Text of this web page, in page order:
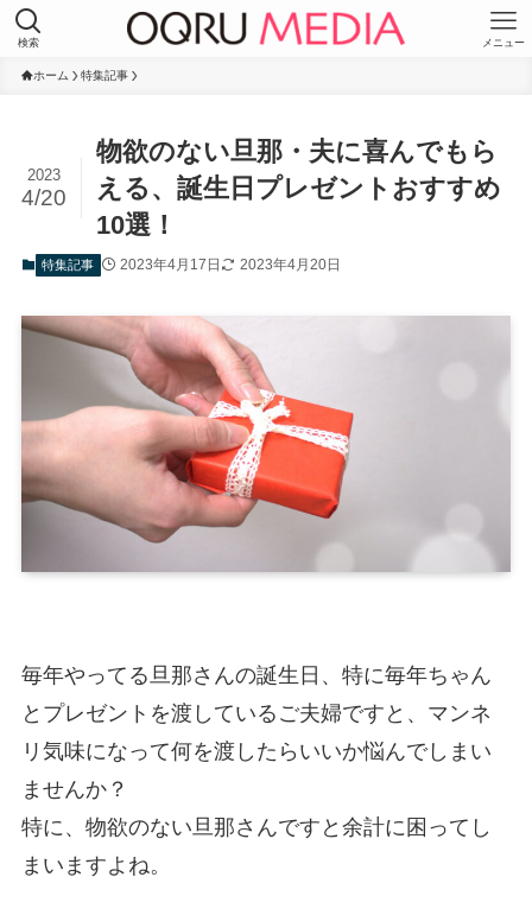
検索 メニュー
ホーム 特集記事
物欲のない旦那・夫に喜んでもら
える、誕生日プレゼントおすすめ
10選！
2023
4/20
特集記事 2023年4月17日 2023年4月20日
毎年やってる旦那さんの誕生日、特に毎年ちゃん
とプレゼントを渡しているご夫婦ですと、マンネ
リ気味になって何を渡したらいいか悩んでしまい
ませんか？
特に、物欲のない旦那さんですと余計に困ってし
まいますよね。